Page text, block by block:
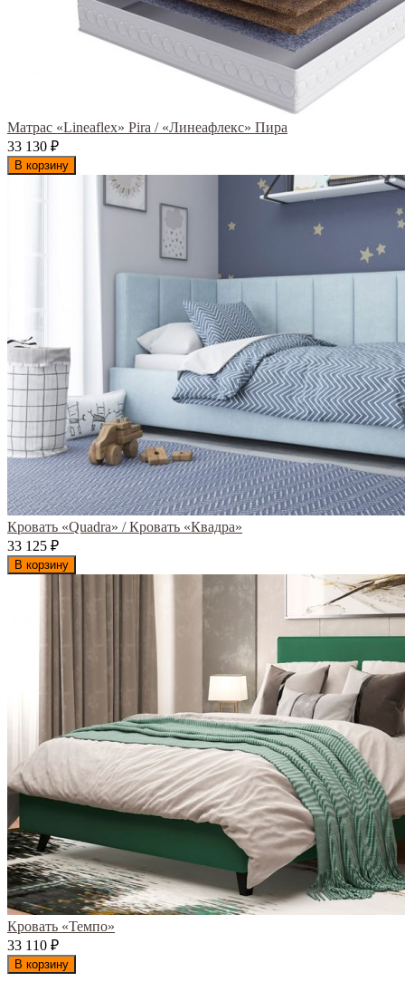
Матрас «Lineaflex» Pira / «Линеафлекс» Пира
33 130 ₽
В корзину
Кровать «Quadra» / Кровать «Квадра»
33 125 ₽
В корзину
Кровать «Темпо»
33 110 ₽
В корзину